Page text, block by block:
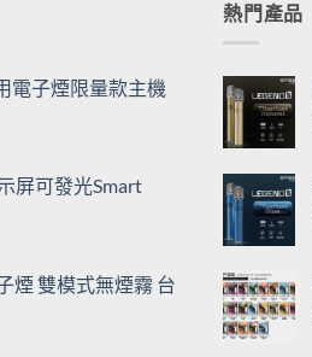
電子煙限量款主機
屏可發光Smart
煙 雙模式無煙霧 台
熱門產品